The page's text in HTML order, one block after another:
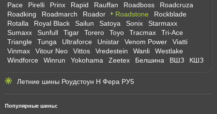
Pace
Pirelli Prinx Rapid Rauffan Roadboss
Roadcruza
Roadking
Roadmarch Roador Roadstone
Rockblade
Rotalla
Royal Black Sailun Satoya Sonix
Starmaxx
Sumaxx
Sunfull Tigar Torero Toyo Tracmax
Tri-Ace
Triangle
Tunga Ultraforce Unistar Venom Power
Viatti
Vinmax
Vitour Neo Vittos Vredestein Wanli
Westlake
Windforce
Winrun Yokohama Zeetex Белшина ВШЗ КШЗ
Летние шины Роудстоун Н Фера РУ5
Популярные шины: